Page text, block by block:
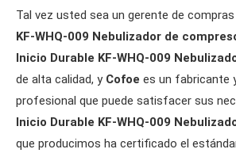
Tal vez usted sea un gerente de compras
KF-WHQ-009 Nebulizador de
Inicio Durable KF-WHQ-009
de alta calidad, y Cofoe es un fabricante
profesional que puede satisfacer sus
Inicio Durable KF-WHQ-009
que producimos ha certificado el